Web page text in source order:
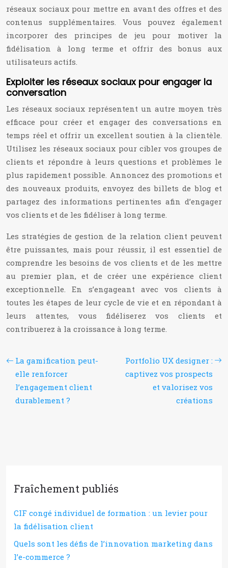
réseaux sociaux pour mettre en avant des offres et des
contenus supplémentaires. Vous pouvez également
incorporer des principes de jeu pour motiver la
fidélisation à long terme et offrir des bonus aux
utilisateurs actifs.
Exploiter les réseaux sociaux pour engager la
conversation
Les réseaux sociaux représentent un autre moyen très
efficace pour créer et engager des conversations en
temps réel et offrir un excellent soutien à la clientèle.
Utilisez les réseaux sociaux pour cibler vos groupes de
clients et répondre à leurs questions et problèmes le
plus rapidement possible. Annoncez des promotions et
des nouveaux produits, envoyez des billets de blog et
partagez des informations pertinentes afin d’engager
vos clients et de les fidéliser à long terme.
Les stratégies de gestion de la relation client peuvent
être puissantes, mais pour réussir, il est essentiel de
comprendre les besoins de vos clients et de les mettre
au premier plan, et de créer une expérience client
exceptionnelle. En s’engageant avec vos clients à
toutes les étapes de leur cycle de vie et en répondant à
leurs attentes, vous fidéliserez vos clients et
contribuerez à la croissance à long terme.
La gamification peut-
elle renforcer
l’engagement client
durablement ?
Portfolio UX designer :
captivez vos prospects
et valorisez vos
créations
Fraîchement publiés
CIF congé individuel de formation : un levier pour
la fidélisation client
Quels sont les défis de l’innovation marketing dans
l’e-commerce ?